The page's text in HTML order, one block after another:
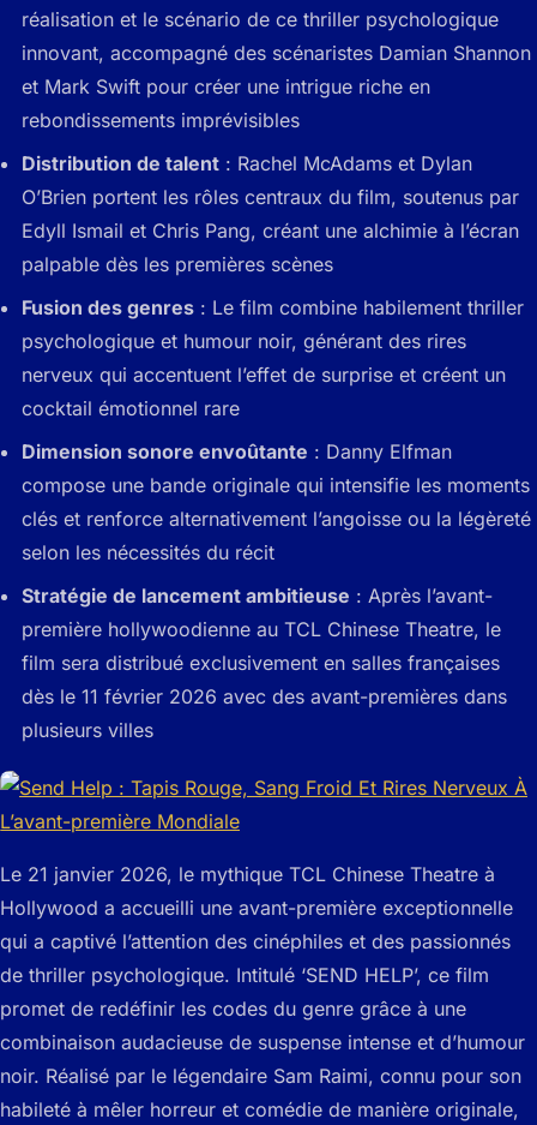
réalisation et le scénario de ce thriller psychologique
innovant, accompagné des scénaristes Damian Shannon
et Mark Swift pour créer une intrigue riche en
rebondissements imprévisibles
Distribution de talent : Rachel McAdams et Dylan
O’Brien portent les rôles centraux du film, soutenus par
Edyll Ismail et Chris Pang, créant une alchimie à l’écran
palpable dès les premières scènes
Fusion des genres : Le film combine habilement thriller
psychologique et humour noir, générant des rires
nerveux qui accentuent l’effet de surprise et créent un
cocktail émotionnel rare
Dimension sonore envoûtante : Danny Elfman
compose une bande originale qui intensifie les moments
clés et renforce alternativement l’angoisse ou la légèreté
selon les nécessités du récit
Stratégie de lancement ambitieuse : Après l’avant-
première hollywoodienne au TCL Chinese Theatre, le
film sera distribué exclusivement en salles françaises
dès le 11 février 2026 avec des avant-premières dans
plusieurs villes
Le 21 janvier 2026, le mythique TCL Chinese Theatre à
Hollywood a accueilli une avant-première exceptionnelle
qui a captivé l’attention des cinéphiles et des passionnés
de thriller psychologique. Intitulé ‘SEND HELP’, ce film
promet de redéfinir les codes du genre grâce à une
combinaison audacieuse de suspense intense et d’humour
noir. Réalisé par le légendaire Sam Raimi, connu pour son
habileté à mêler horreur et comédie de manière originale,